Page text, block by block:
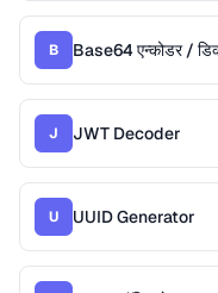
B Base64 एन्कोडर /
J JWT Decoder
U UUID Generator